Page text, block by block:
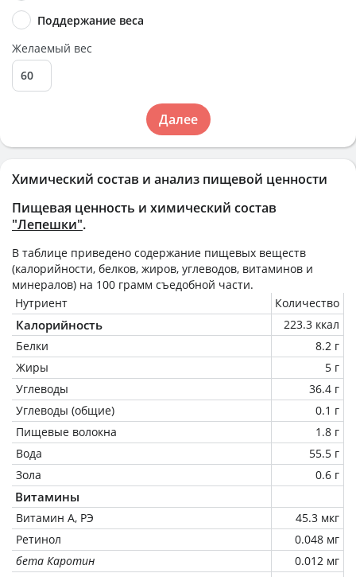
Химический состав и анализ пищевой ценности
Пищевая ценность и химический состав
"Лепешки".
В таблице приведено содержание пищевых веществ
(калорийности, белков, жиров, углеводов, витаминов и
минералов) на 100 грамм съедобной части.
Нутриент
Количество
Калорийность
223.3 ккал
Белки
8.2 г
Жиры
5 г
Углеводы
36.4 г
Углеводы (общие)
0.1 г
Пищевые волокна
1.8 г
Вода
55.5 г
Зола
0.6 г
Витамины
Витамин А, РЭ
45.3 мкг
Ретинол
0.048 мг
бета Каротин
0.012 мг
Поддержание веса
Желаемый вес
Далее